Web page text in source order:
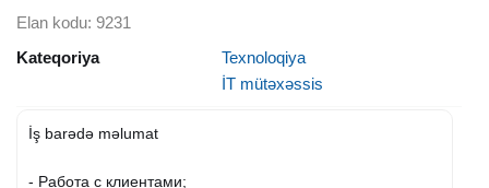
Elan kodu: 9231
Kateqoriya
Texnoloqiya
İT mütəxəssis
İş barədə məlumat
- Работа с клиентами;